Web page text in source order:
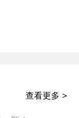
查看更多 >